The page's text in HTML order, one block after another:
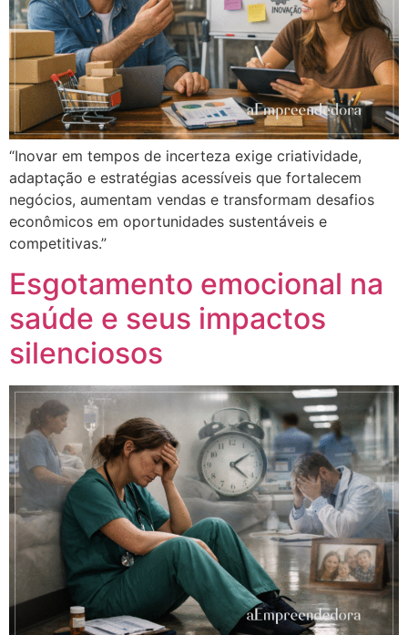
“Inovar em tempos de incerteza exige criatividade,
adaptação e estratégias acessíveis que fortalecem
negócios, aumentam vendas e transformam desafios
econômicos em oportunidades sustentáveis e
competitivas.”
Esgotamento emocional na
saúde e seus impactos
silenciosos